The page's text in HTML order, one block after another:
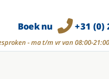
Boek nu +31 (0)
- ma t/m vr van 08:00-